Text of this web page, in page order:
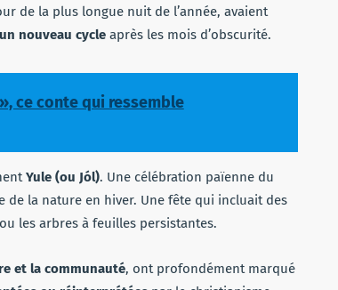
de la plus longue nuit de l’année, avaient
nouveau cycle après les mois d’obscurité.
ce conte qui ressemble
Yule (ou Jól). Une célébration païenne du
de la nature en hiver. Une fête qui incluait des
les arbres à feuilles persistantes.
et la communauté, ont profondément marqué